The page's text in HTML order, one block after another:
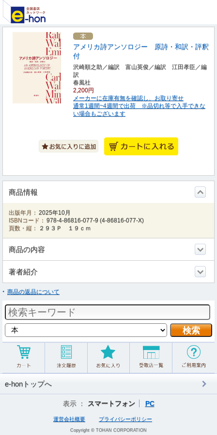
アメリカ詩アンソロジー 原詩・和訳・評釈
付
沢崎順之助／編訳 富山英俊／編訳 江田孝臣／編
訳
春風社
2,200円
メーカーに在庫有無を確認し、お取り寄せ
通常1週間~4週間で出荷 ※品切れ等で入手できな
い場合もございます
商品情報
出版年月： 2025年10月
ISBNコード： 978-4-86816-077-9 (4-86816-077-X)
頁数・縦：
２９３Ｐ １９ｃｍ
商品の内容
著者紹介
商品の返品について
e-honトップへ
表示 ： スマートフォン PC
運営会社概要 プライバシーポリシー
Copyright © TOHAN CORPORATION